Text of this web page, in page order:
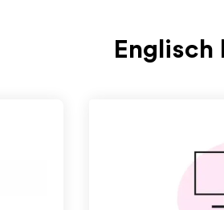
Englisch